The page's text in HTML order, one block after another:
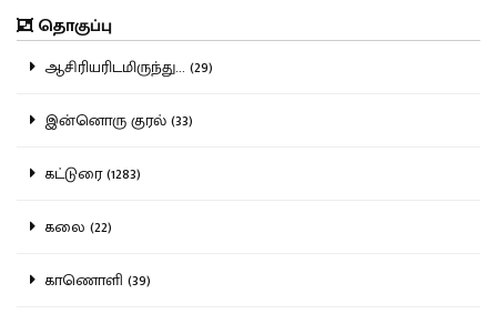
தொகுப்பு
ஆசிரியரிடமிருந்து... (29)
இன்னொரு குரல் (33)
கட்டுரை (1283)
கலை (22)
காணொளி (39)